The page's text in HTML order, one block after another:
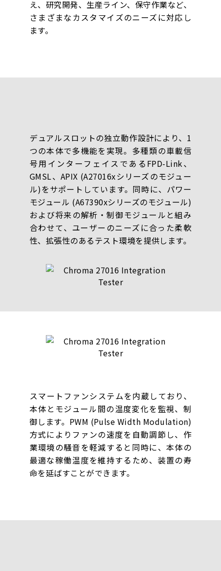
え、研究開発、生産ライン、保守作業など、
さまざまなカスタマイズのニーズに対応し
ます。
デュアルスロットの独立動作設計により、1
つの本体で多機能を実現。多種類の車載信
号用インターフェイスであるFPD-Link、
GMSL、APIX (A27016xシリーズのモジュー
ル)をサポートしています。同時に、パワー
モジュール (A67390xシリーズのモジュール)
および将来の解析・制御モジュールと組み
合わせて、ユーザーのニーズに合った柔軟
性、拡張性のあるテスト環境を提供します。
スマートファンシステムを内蔵しており、
本体とモジュール間の温度変化を監視、制
御します。PWM (Pulse Width Modulation)
方式によりファンの速度を自動調節し、作
業環境の騒音を軽減すると同時に、本体の
最適な稼働温度を維持するため、装置の寿
命を延ばすことができます。